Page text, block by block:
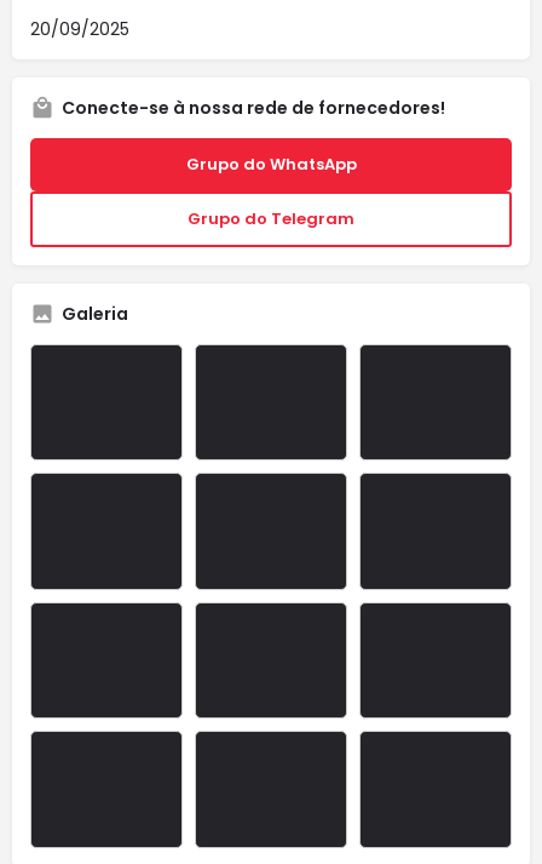
20/09/2025
Conecte-se à nossa rede de fornecedores!
Grupo do WhatsApp
Grupo do Telegram
Galeria